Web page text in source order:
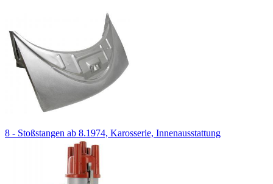
8 - Stoßstangen ab 8.1974, Karosserie, Innenausstattung